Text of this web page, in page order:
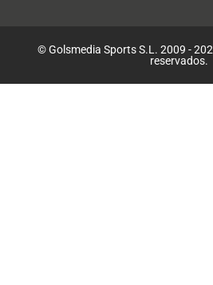
© Golsmedia Sports S.L. 2009 -
reservados.